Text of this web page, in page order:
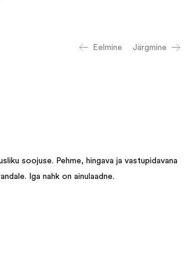
Eelmine Järgmine
soojuse. Pehme, hingava ja vastupidavana
Iga nahk on ainulaadne.